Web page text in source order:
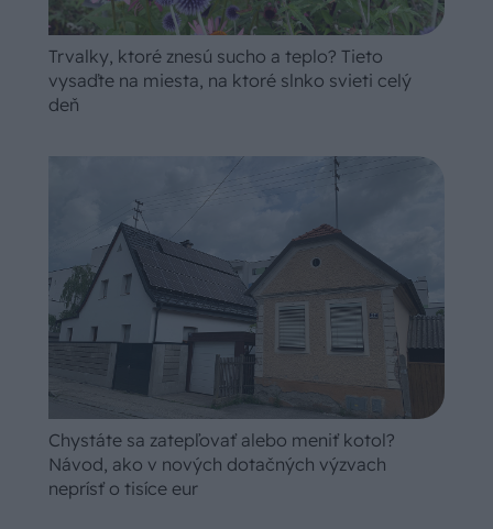
Trvalky, ktoré znesú sucho a teplo? Tieto
vysaďte na miesta, na ktoré slnko svieti celý
deň
Chystáte sa zatepľovať alebo meniť kotol?
Návod, ako v nových dotačných výzvach
neprísť o tisíce eur